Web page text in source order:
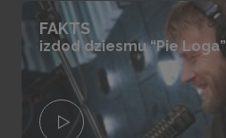
FAKTS
izdod dziesmu “Pie Loga”